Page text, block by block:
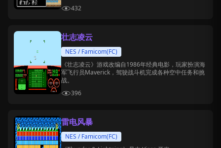
432
壮志凌云
NES / Famicom(FC)
《壮志凌云》游戏改编自1986年经典电影，玩家扮演海
军飞行员Maverick，驾驶战斗机完成各种空中任务和挑
战。
396
雷电风暴
NES / Famicom(FC)